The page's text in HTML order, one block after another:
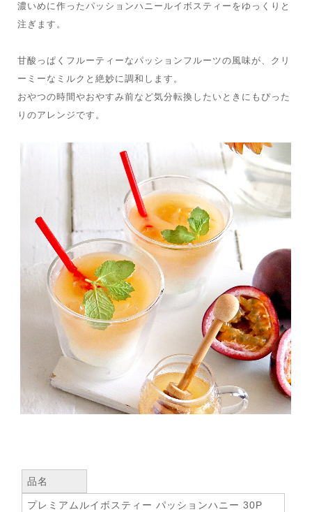
濃いめに作ったパッションハニールイボスティーをゆっくりと
注ぎます。
甘酸っぱくフルーティーなパッションフルーツの風味が、クリ
ーミーなミルクと絶妙に調和します。
おやつの時間やおやすみ前など気分転換したいときにもぴった
りのアレンジです。
品名
プレミアムルイボスティー パッションハニー 30P